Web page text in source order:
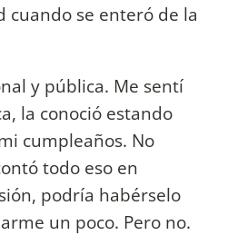
se enteró de la
y pública. Me sentí
la conoció estando
cumpleaños. No
todo eso en
podría habérselo
un poco. Pero no.